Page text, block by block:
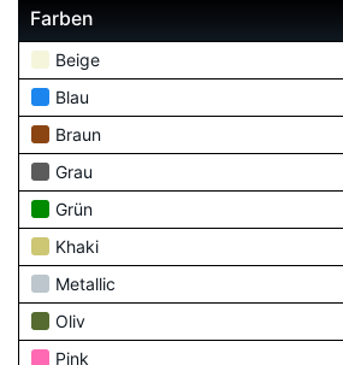
Farben
Beige
Blau
Braun
Grau
Grün
Khaki
Metallic
Oliv
Pink